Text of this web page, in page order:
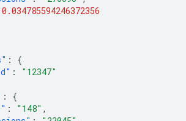
0.034785594246372356
:
{
:
"12347"
:
{
: "148" ,